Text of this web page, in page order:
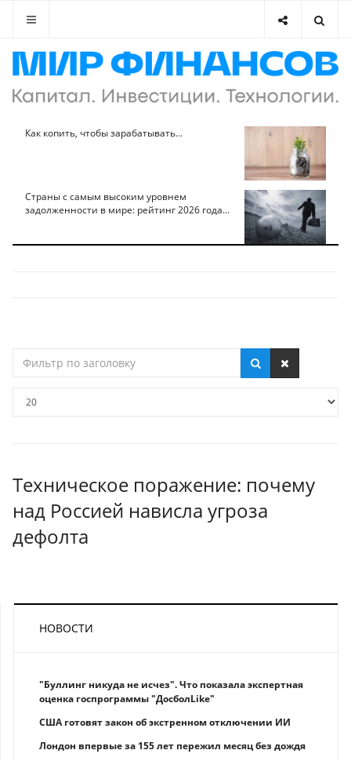
Как копить, чтобы зарабатывать...
Страны с самым высоким уровнем
задолженности в мире: рейтинг 2026 года...
по
Техническое поражение: почему
над Россией нависла угроза
дефолта
НОВОСТИ
"Буллинг никуда не исчез". Что показала экспертная
оценка госпрограммы "ДосболLike"
США готовят закон об экстренном отключении ИИ
Лондон впервые за 155 лет пережил месяц без дождя